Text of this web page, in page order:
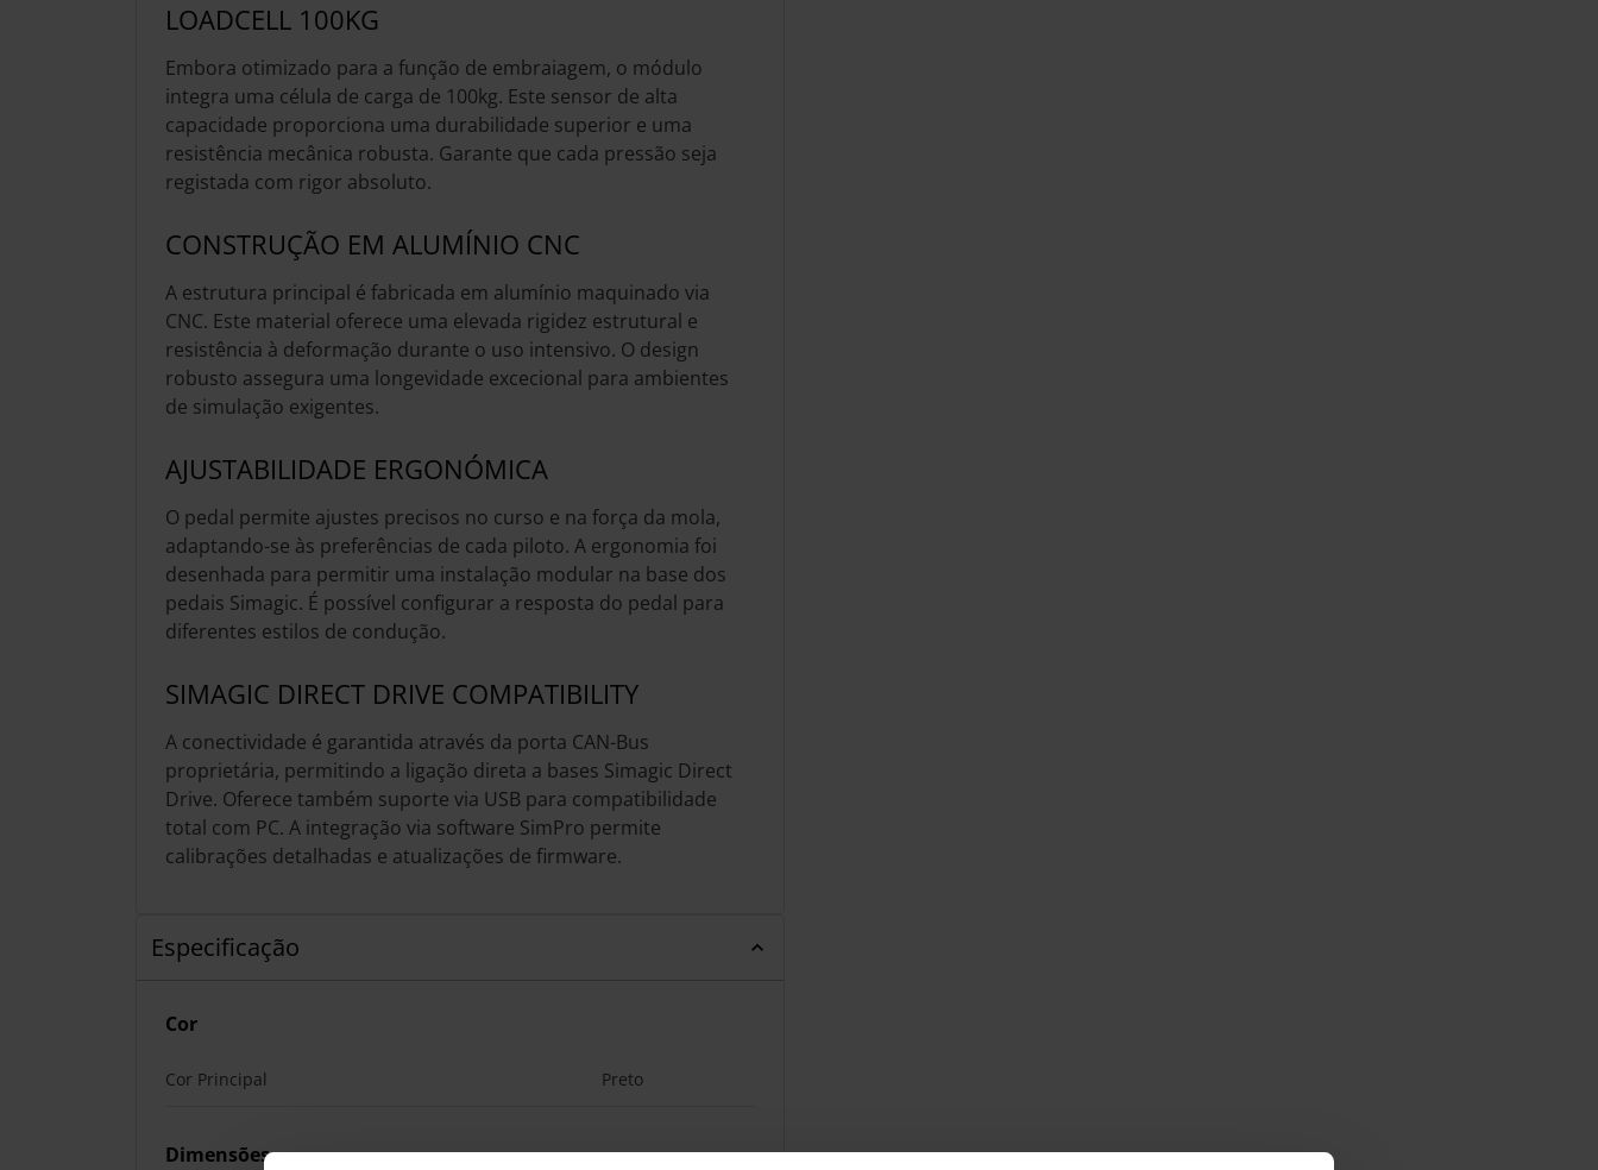
LOADCELL 100KG
Embora otimizado para a função de embraiagem, o módulo
integra uma célula de carga de 100kg. Este sensor de alta
capacidade proporciona uma durabilidade superior e uma
resistência mecânica robusta. Garante que cada pressão seja
registada com rigor absoluto.
CONSTRUÇÃO EM ALUMÍNIO CNC
A estrutura principal é fabricada em alumínio maquinado via
CNC. Este material oferece uma elevada rigidez estrutural e
resistência à deformação durante o uso intensivo. O design
robusto assegura uma longevidade excecional para ambientes
de simulação exigentes.
AJUSTABILIDADE ERGONÓMICA
O pedal permite ajustes precisos no curso e na força da mola,
adaptando-se às preferências de cada piloto. A ergonomia foi
desenhada para permitir uma instalação modular na base dos
pedais Simagic. É possível configurar a resposta do pedal para
diferentes estilos de condução.
SIMAGIC DIRECT DRIVE COMPATIBILITY
A conectividade é garantida através da porta CAN-Bus
proprietária, permitindo a ligação direta a bases Simagic Direct
Drive. Oferece também suporte via USB para compatibilidade
total com PC. A integração via software SimPro permite
calibrações detalhadas e atualizações de firmware.
Especificação
Cor
Cor Principal Preto
Dimensões